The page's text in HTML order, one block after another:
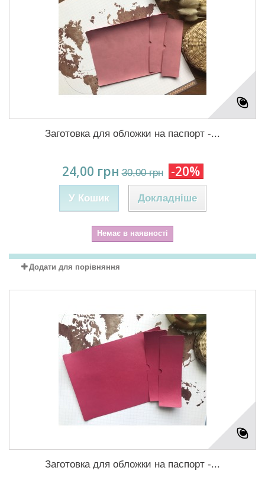
Заготовка для обложки на паспорт -...
24,00 грн 30,00 грн -20%
У Кошик Докладніше
Немає в наявності
Додати для порівняння
Заготовка для обложки на паспорт -...